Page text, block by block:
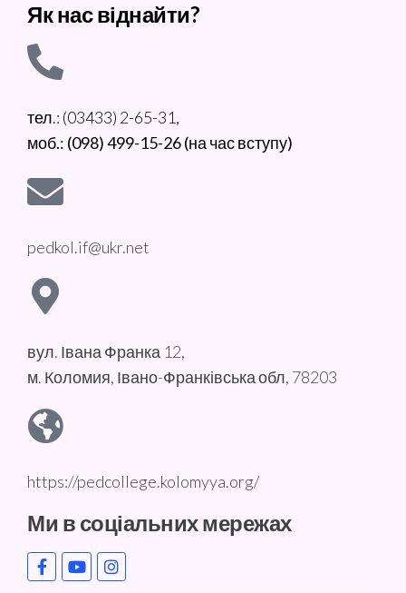
Як нас віднайти?
тел.: (03433) 2-65-31,
моб.: (098) 499-15-26 (на час вступу)
pedkol.if@ukr.net
вул. Івана Франка 12,
м. Коломия, Івано-Франківська обл, 78203
https://pedcollege.kolomyya.org/
Ми в соціальних мережах